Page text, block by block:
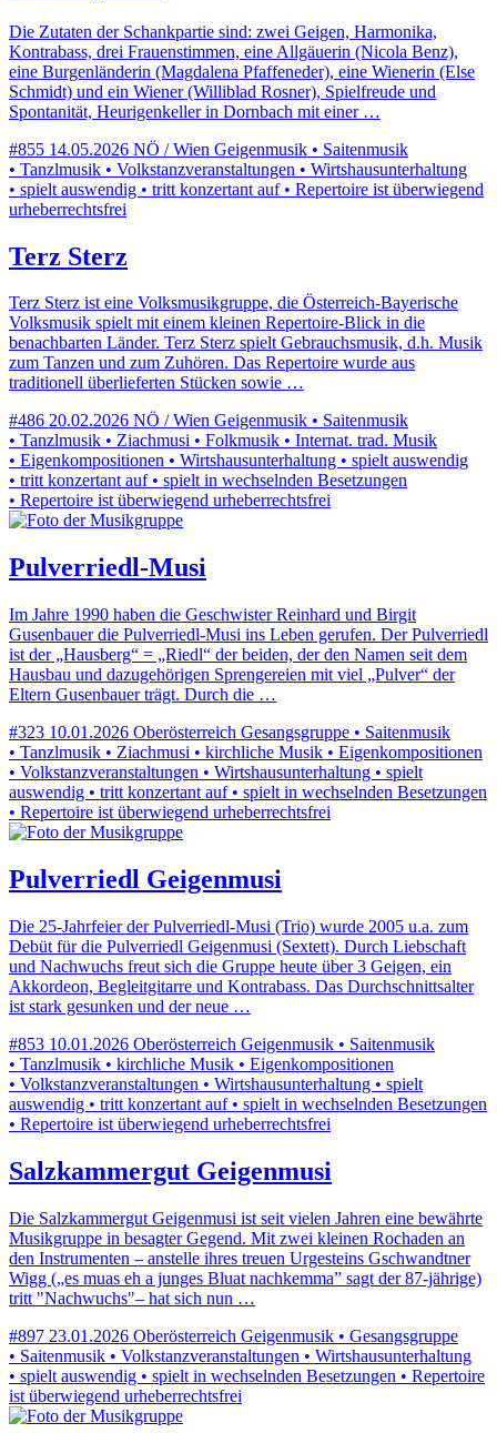
Die Zutaten der Schankpartie sind: zwei Geigen, Harmonika,
Kontrabass, drei Frauenstimmen, eine Allgäuerin (Nicola Benz),
eine Burgenländerin (Magdalena Pfaffeneder), eine Wienerin (Else
Schmidt) und ein Wiener (Williblad Rosner), Spielfreude und
Spontanität, Heurigenkeller in Dornbach mit einer …
#855 14.05.2026 NÖ / Wien Geigenmusik • Saitenmusik
• Tanzlmusik • Volkstanzveranstaltungen • Wirtshausunterhaltung
• spielt auswendig • tritt konzertant auf • Repertoire ist überwiegend
urheberrechtsfrei
Terz Sterz
Terz Sterz ist eine Volksmusikgruppe, die Österreich-Bayerische
Volksmusik spielt mit einem kleinen Repertoire-Blick in die
benachbarten Länder. Terz Sterz spielt Gebrauchsmusik, d.h. Musik
zum Tanzen und zum Zuhören. Das Repertoire wurde aus
traditionell überlieferten Stücken sowie …
#486 20.02.2026 NÖ / Wien Geigenmusik • Saitenmusik
• Tanzlmusik • Ziachmusi • Folkmusik • Internat. trad. Musik
• Eigenkompositionen • Wirtshausunterhaltung • spielt auswendig
• tritt konzertant auf • spielt in wechselnden Besetzungen
• Repertoire ist überwiegend urheberrechtsfrei
Pulverriedl-Musi
Im Jahre 1990 haben die Geschwister Reinhard und Birgit
Gusenbauer die Pulverriedl-Musi ins Leben gerufen. Der Pulverriedl
ist der „Hausberg“ = „Riedl“ der beiden, der den Namen seit dem
Hausbau und dazugehörigen Sprengereien mit viel „Pulver“ der
Eltern Gusenbauer trägt. Durch die …
#323 10.01.2026 Oberösterreich Gesangsgruppe • Saitenmusik
• Tanzlmusik • Ziachmusi • kirchliche Musik • Eigenkompositionen
• Volkstanzveranstaltungen • Wirtshausunterhaltung • spielt
auswendig • tritt konzertant auf • spielt in wechselnden Besetzungen
• Repertoire ist überwiegend urheberrechtsfrei
Pulverriedl Geigenmusi
Die 25-Jahrfeier der Pulverriedl-Musi (Trio) wurde 2005 u.a. zum
Debüt für die Pulverriedl Geigenmusi (Sextett). Durch Liebschaft
und Nachwuchs freut sich die Gruppe heute über 3 Geigen, ein
Akkordeon, Begleitgitarre und Kontrabass. Das Durchschnittsalter
ist stark gesunken und der neue …
#853 10.01.2026 Oberösterreich Geigenmusik • Saitenmusik
• Tanzlmusik • kirchliche Musik • Eigenkompositionen
• Volkstanzveranstaltungen • Wirtshausunterhaltung • spielt
auswendig • tritt konzertant auf • spielt in wechselnden Besetzungen
• Repertoire ist überwiegend urheberrechtsfrei
Salzkammergut Geigenmusi
Die Salzkammergut Geigenmusi ist seit vielen Jahren eine bewährte
Musikgruppe in besagter Gegend. Mit zwei kleinen Rochaden an
den Instrumenten – anstelle ihres treuen Urgesteins Gschwandtner
Wigg („es muas eh a junges Bluat nachkemma” sagt der 87-jährige)
tritt "Nachwuchs"– hat sich nun …
#897 23.01.2026 Oberösterreich Geigenmusik • Gesangsgruppe
• Saitenmusik • Volkstanzveranstaltungen • Wirtshausunterhaltung
• spielt auswendig • spielt in wechselnden Besetzungen • Repertoire
ist überwiegend urheberrechtsfrei